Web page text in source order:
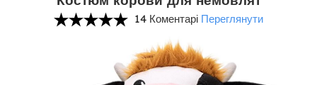
14 Коментарі Переглянути